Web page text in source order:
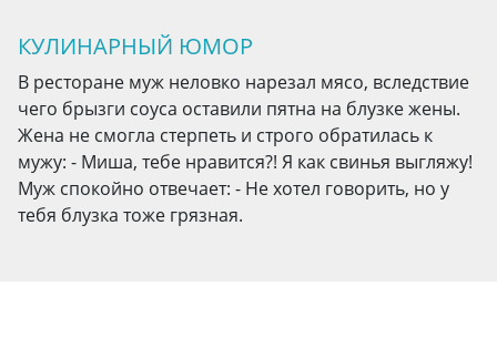
КУЛИНАРНЫЙ ЮМОР
В ресторане муж неловко нарезал мясо, вследствие
чего брызги соуса оставили пятна на блузке жены.
Жена не смогла стерпеть и строго обратилась к
мужу: - Миша, тебе нравится?! Я как свинья выгляжу!
Муж спокойно отвечает: - Не хотел говорить, но у
тебя блузка тоже грязная.